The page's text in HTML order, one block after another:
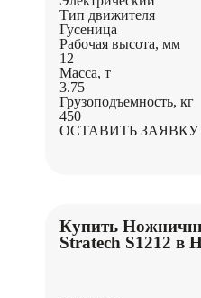
Тип движителя
Гусеница
Рабочая высота, мм
12
Масса, т
3.75
Грузоподъемность, кг
450
ОСТАВИТЬ ЗАЯВКУ
Купить
Stratech S1212 в